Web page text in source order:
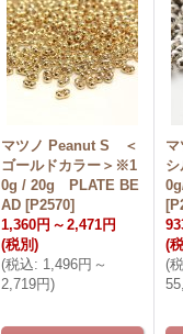
マツノ Peanut S ＜
ゴールドカラー＞※1
0g / 20g PLATE BE
AD [P2570]
1,360円 ～ 2,471円
(税別)
(税込: 1,496円 ～
2,719円)
[
(
(